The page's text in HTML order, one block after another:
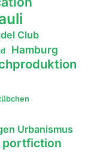
Club
Hamburg
Urbanismus
portfiction